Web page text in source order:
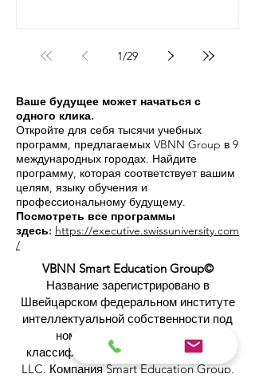
1/29
Ваше будущее может начаться с
одного клика.
Откройте для себя тысячи учебных
программ, предлагаемых VBNN Group в 9
международных городах. Найдите
программу, которая соответствует вашим
целям, языку обучения и
профессиональному будущему.
Посмотреть все программы
здесь: https://executive.swissuniversity.com
/
VBNN Smart Education Group©
Название зарегистрировано в
Швейцарском федеральном институте
интеллектуальной собственности под
номером 845306 (Ниццкая
классификация: 9, 41, 42). VBNN FZE
LLC. Компания Smart Education Group.